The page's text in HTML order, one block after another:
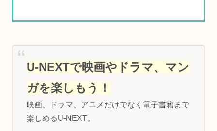
U-NEXTで映画やドラマ、マン
ガを楽しもう！
映画、ドラマ、アニメだけでなく電子書籍まで
楽しめるU-NEXT。